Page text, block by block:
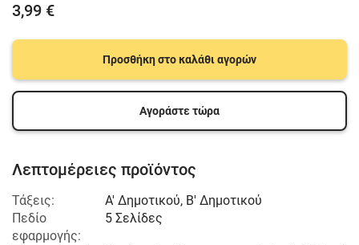
3,99 €
Προσθήκη στο καλάθι αγορών
Αγοράστε τώρα
Λεπτομέρειες προϊόντος
Τάξεις: Α' Δημοτικού, Β' Δημοτικού
Πεδίο
εφαρμογής:
5 Σελίδες